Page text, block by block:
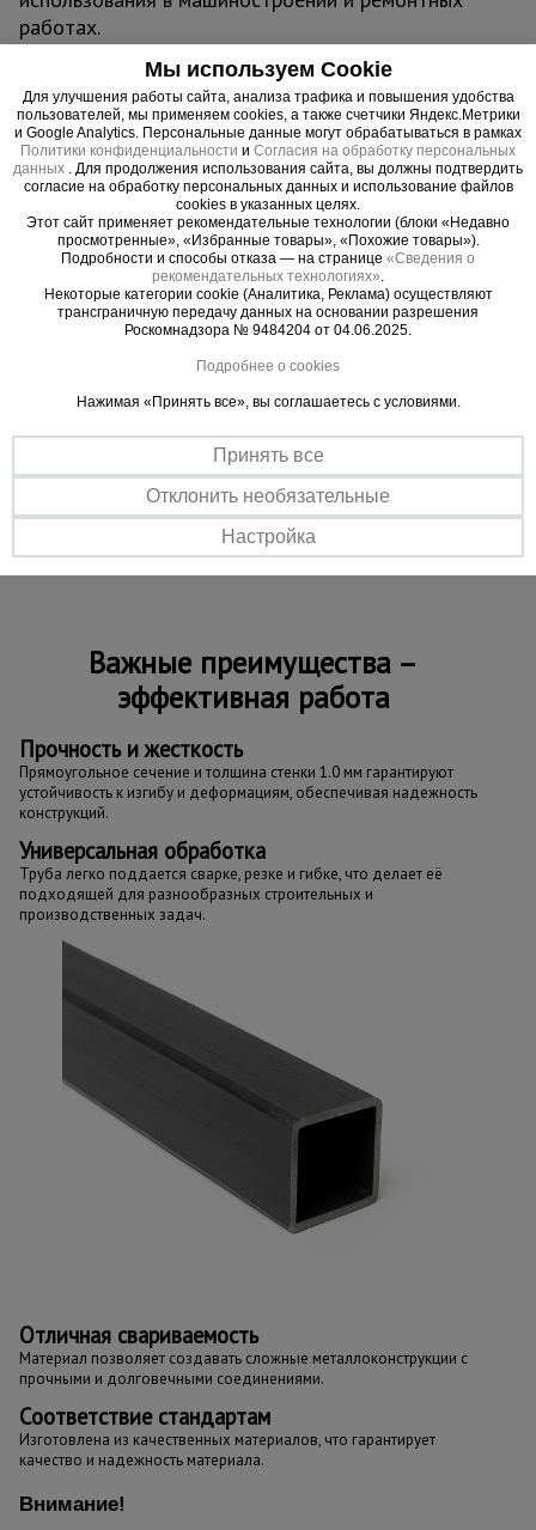
работах.
Материал обладает хорошей свариваемостью,
что упрощает монтаж и обработку. Поверхность
трубы может быть дополнительно обработана
антикоррозийным покрытием для увеличения
срока службы в условиях повышенной влажности
или агрессивной среды. Профильная форма
обеспечивает повышенную жесткость по
сравнению с круглыми трубами, что делает её
оптимальным выбором для конструкций,
требующих устойчивости к изгибу.
Труба профильная 30x20x1.0 мм широко
используется в строительстве для создания
лестниц. В машиностроении применяется для
производства деталей и рам оборудования.
Также подходит для изготовления мебели,
декоративных конструкций и других
металлоизделий в мастерских и на
производственных предприятиях.
Важные преимущества –
эффективная работа
Прочность и жесткость
Прямоугольное сечение и толщина стенки 1.0 мм гарантируют
устойчивость к изгибу и деформациям, обеспечивая надежность
конструкций.
Универсальная обработка
Труба легко поддается сварке, резке и гибке, что делает её
подходящей для разнообразных строительных и
производственных задач.
Отличная свариваемость
Материал позволяет создавать сложные металлоконструкции с
прочными и долговечными соединениями.
Соответствие стандартам
Изготовлена из качественных материалов, что гарантирует
качество и надежность материала.
Внимание!
Мы используем Cookie
Для улучшения работы сайта, анализа трафика и повышения удобства
пользователей, мы применяем cookies, а также счетчики Яндекс.Метрики
и Google Analytics. Персональные данные могут обрабатываться в рамках
Политики конфиденциальности и Согласия на обработку персональных
данных . Для продолжения использования сайта, вы должны подтвердить
согласие на обработку персональных данных и использование файлов
cookies в указанных целях.
Этот сайт применяет рекомендательные технологии (блоки «Недавно
просмотренные», «Избранные товары», «Похожие товары»).
Подробности и способы отказа — на странице «Сведения о
рекомендательных технологиях».
Некоторые категории cookie (Аналитика, Реклама) осуществляют
трансграничную передачу данных на основании разрешения
Роскомнадзора № 9484204 от 04.06.2025.
Подробнее о cookies
Нажимая «Принять все», вы соглашаетесь с условиями.
Принять все
Отклонить необязательные
Настройка